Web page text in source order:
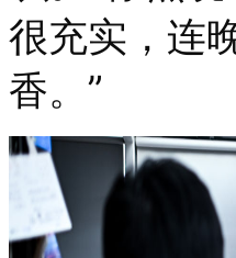
很充实，连
香。”